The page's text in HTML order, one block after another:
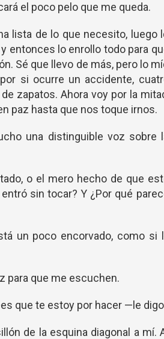
el poco pelo que me queda.
lista de lo que necesito, luego
entonces lo enrollo todo para
Sé que llevo de más, pero lo
si ocurre un accidente,
zapatos. Ahora voy por la
paz hasta que nos toque irnos.
una distinguible voz sobre
o el mero hecho de que
sin tocar? Y ¿Por qué
un poco encorvado, como si
para que me escuchen.
que te estoy por hacer —le
de la esquina diagonal a mí.